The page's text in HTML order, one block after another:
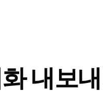
내보